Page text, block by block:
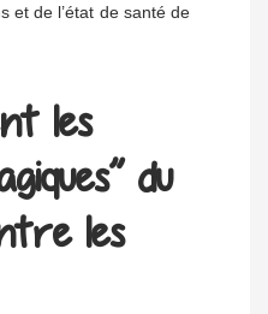
et de l’état de santé de
les
du
les